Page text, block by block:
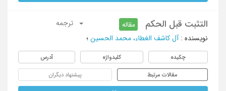
التثبت قبل الحکم مقاله
ترجمه
نویسنده : آل کاشف الغطاء، محمد الحسین ؛
چکیده کلیدواژه آدرس
مقالات مرتبط پیشنهاد دیگران